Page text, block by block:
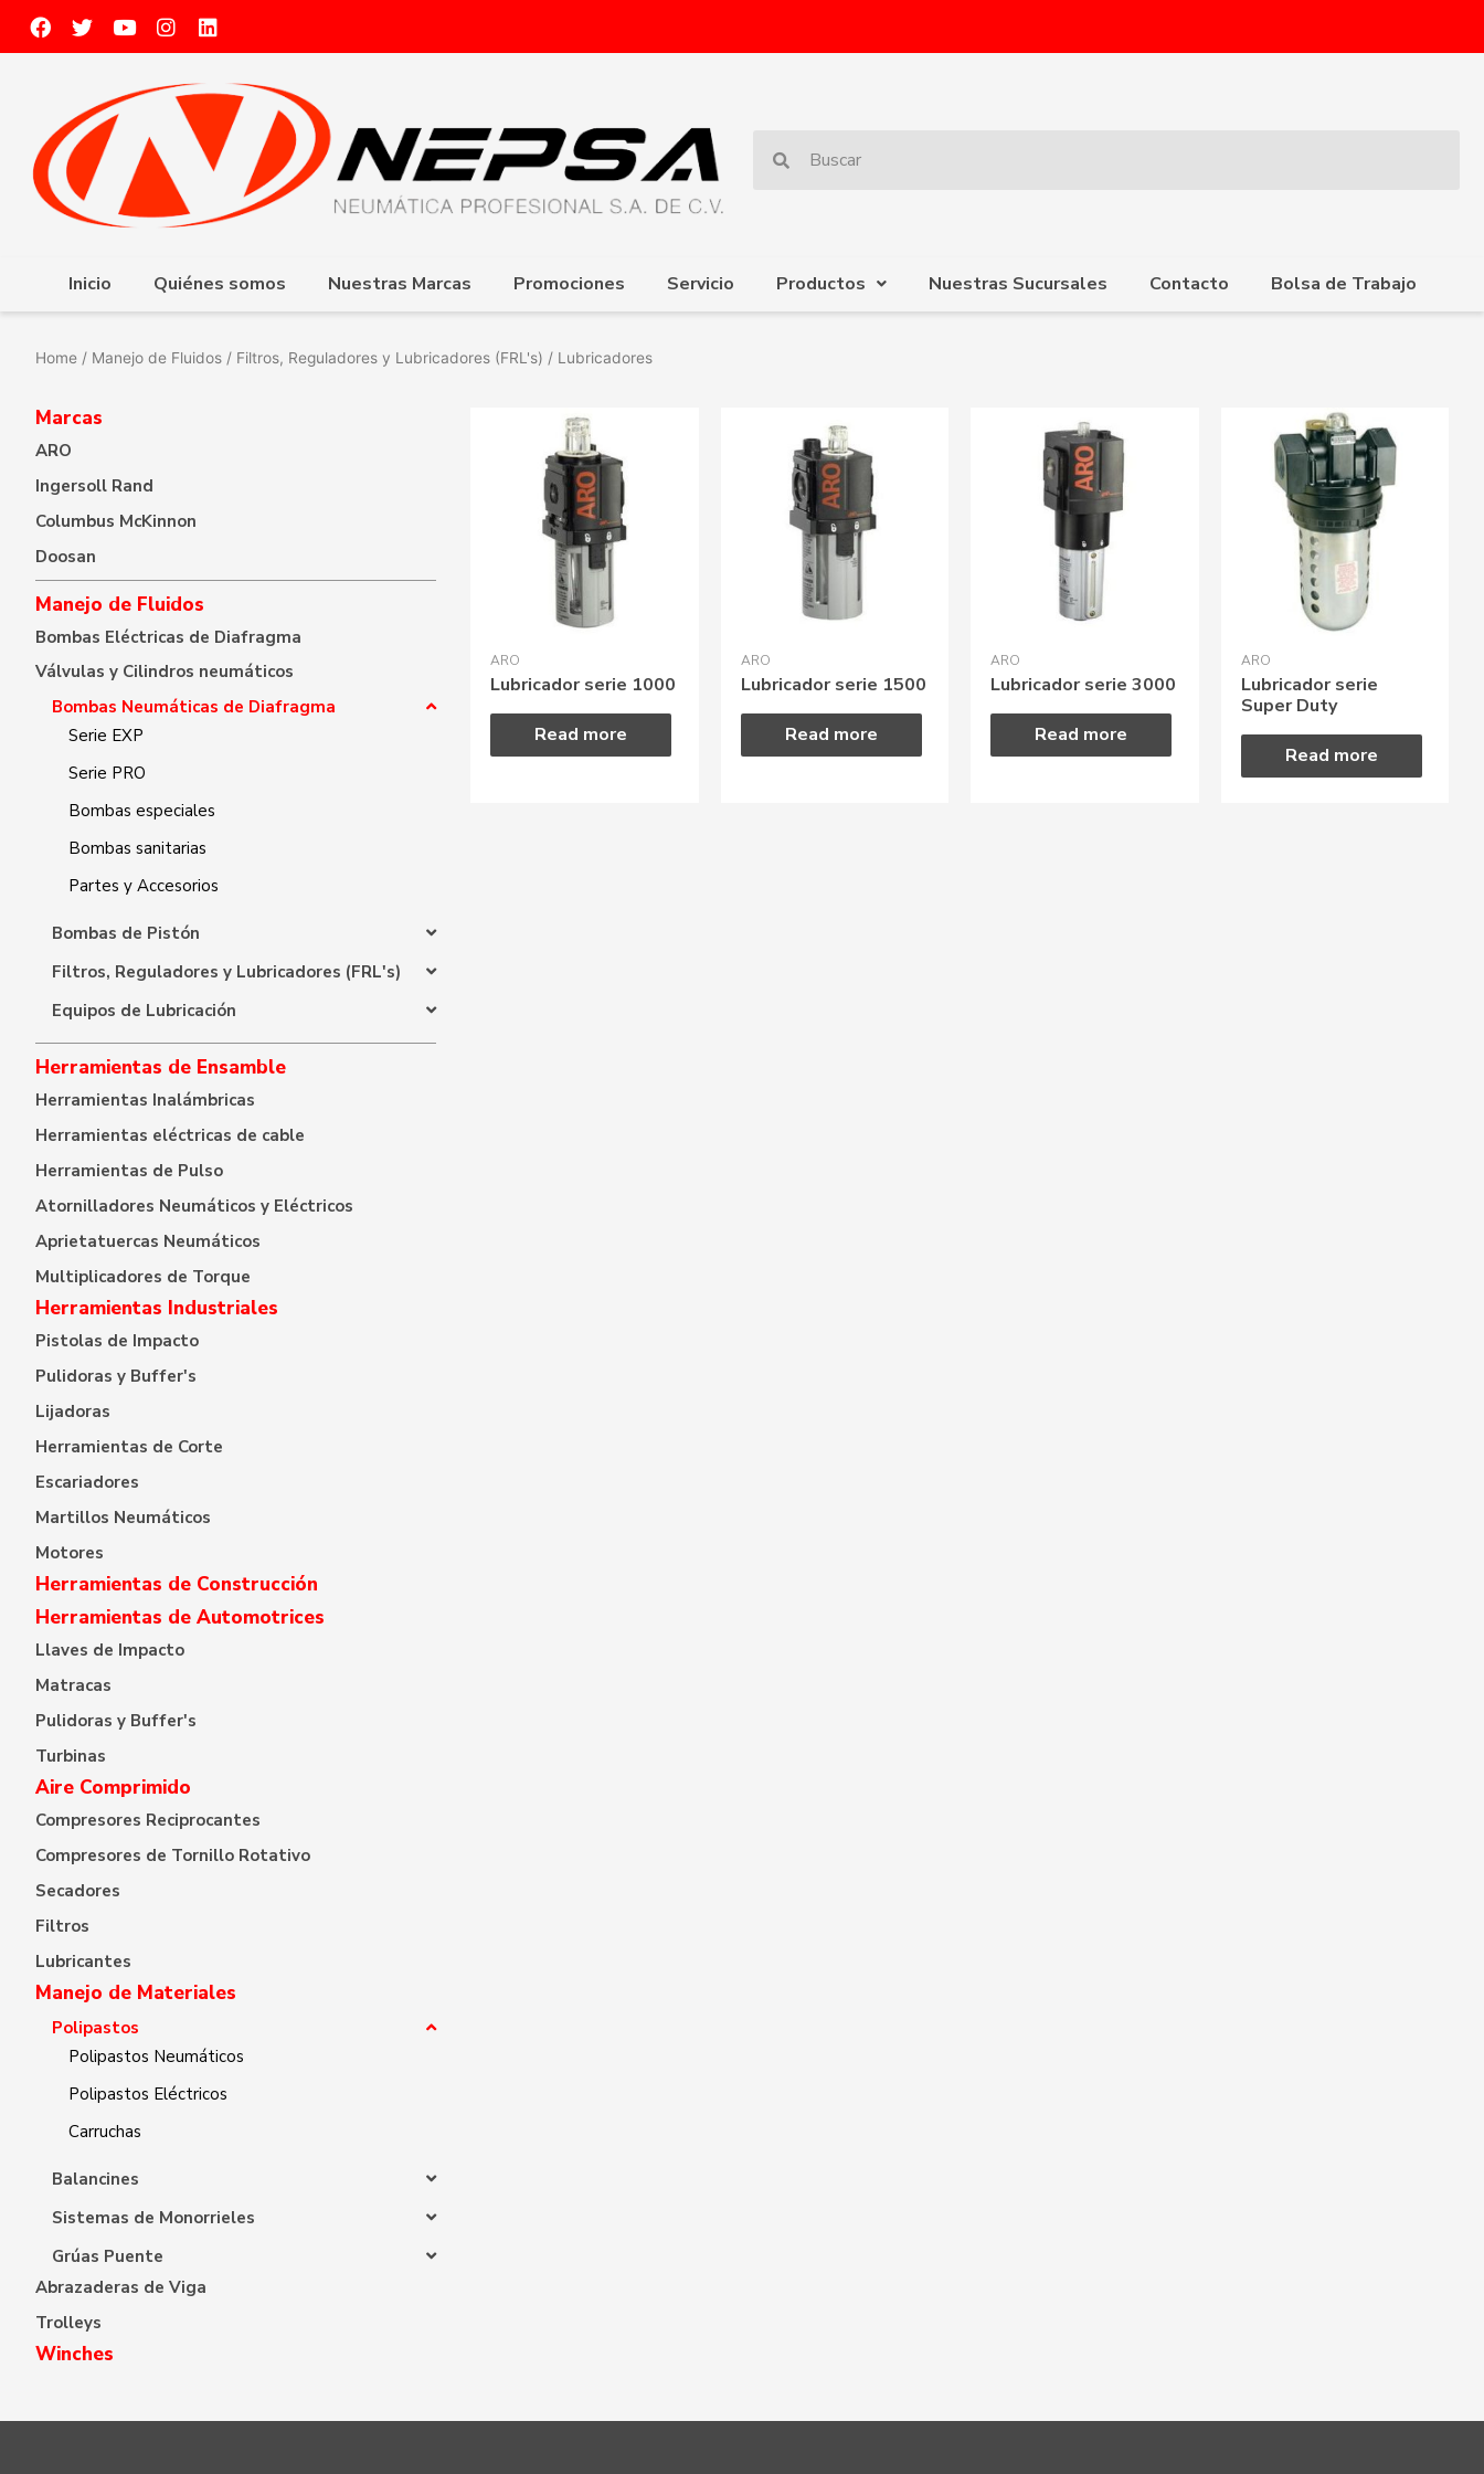
Inicio Quiénes somos Nuestras Marcas Promociones Servicio Productos Nuestras Sucursales Contacto Bolsa de Trabajo
Home / Manejo de Fluidos / Filtros, Reguladores y Lubricadores (FRL's) / Lubricadores
Marcas
ARO
Ingersoll Rand
Columbus McKinnon
Doosan
Manejo de Fluidos
Bombas Eléctricas de Diafragma
Válvulas y Cilindros neumáticos
Bombas Neumáticas de Diafragma
Serie EXP
Serie PRO
Bombas especiales
Bombas sanitarias
Partes y Accesorios
Bombas de Pistón
Filtros, Reguladores y Lubricadores (FRL's)
Equipos de Lubricación
Herramientas de Ensamble
Herramientas Inalámbricas
Herramientas eléctricas de cable
Herramientas de Pulso
Atornilladores Neumáticos y Eléctricos
Aprietatuercas Neumáticos
Multiplicadores de Torque
Herramientas Industriales
Pistolas de Impacto
Pulidoras y Buffer's
Lijadoras
Herramientas de Corte
Escariadores
Martillos Neumáticos
Motores
Herramientas de Construcción
Herramientas de Automotrices
Llaves de Impacto
Matracas
Pulidoras y Buffer's
Turbinas
Aire Comprimido
Compresores Reciprocantes
Compresores de Tornillo Rotativo
Secadores
Filtros
Lubricantes
Manejo de Materiales
Polipastos
Polipastos Neumáticos
Polipastos Eléctricos
Carruchas
Balancines
Sistemas de Monorrieles
Grúas Puente
Abrazaderas de Viga
Trolleys
Winches
ARO
Lubricador serie 1000
Read more
ARO
Lubricador serie 1500
Read more
ARO
Lubricador serie 3000
Read more
ARO
Lubricador serie
Super Duty
Read more